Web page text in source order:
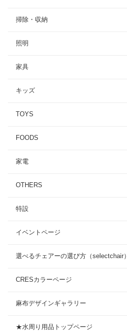
掃除・収納
照明
家具
キッズ
TOYS
FOODS
家電
OTHERS
特設
イベントページ
選べるチェアーの選び方（selectchair）
CRESカラーページ
麻布デザインギャラリー
★水周り用品トップページ